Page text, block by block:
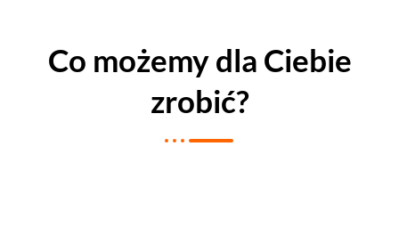
Co możemy dla Ciebie
zrobić?